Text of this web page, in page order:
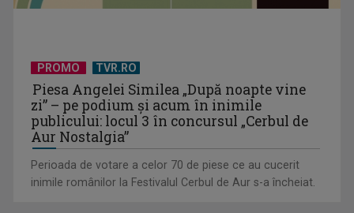
Piesa Angelei Similea „După noapte vine
zi” – pe podium şi acum în inimile
publicului: locul 3 în concursul „Cerbul de
Aur Nostalgia”
Perioada de votare a celor 70 de piese ce au cucerit
inimile românilor la Festivalul Cerbul de Aur s-a încheiat.